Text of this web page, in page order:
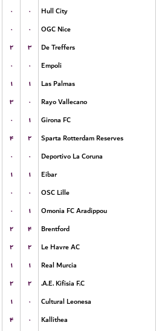
۰ ۰
Hull City
۰ ۰
OGC Nice
۲ ۳
De Treffers
۰ ۰
Empoli
۱ ۱
Las Palmas
۳ ۰
Rayo Vallecano
۰ ۱
Girona FC
۴ ۲
Sparta Rotterdam Reserves
۰ ۰
Deportivo La Coruna
۱ ۱
Eibar
۰ ۰
OSC Lille
۰ ۱
Omonia FC Aradippou
۲ ۴
Brentford
۲ ۲
Le Havre AC
۱ ۱
Real Murcia
۲ ۲
A.E. Kifisia F.C.
۱ ۰
Cultural Leonesa
۴ ۰
Kallithea